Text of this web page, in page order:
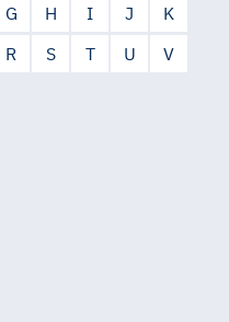
G H I J
K
R S T U
V